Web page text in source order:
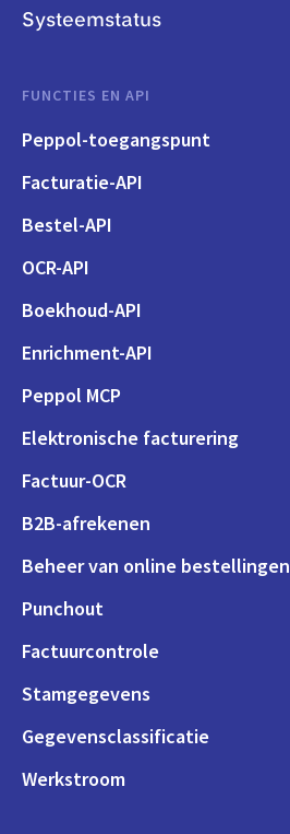
Systeemstatus
FUNCTIES EN API
Peppol-toegangspunt
Facturatie-API
Bestel-API
OCR-API
Boekhoud-API
Enrichment-API
Peppol MCP
Elektronische facturering
Factuur-OCR
B2B-afrekenen
Beheer van online bestellingen
Punchout
Factuurcontrole
Stamgegevens
Gegevensclassificatie
Werkstroom